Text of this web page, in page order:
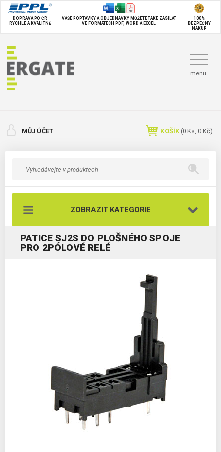
DOPRAVA PO ČR
RYCHLE A KVALITNĚ
VAŠE POPTÁVKY A OBJEDNÁVKY MŮŽETE TAKÉ ZASÍLAT
VE FORMÁTECH PDF, WORD A EXCEL
100%
BEZPEČNÝ
NÁKUP
menu
MŮJ ÚČET KOŠÍK (0 Ks, 0 Kč)
ZOBRAZIT KATEGORIE
PATICE SJ2S DO PLOŠNÉHO SPOJE
PRO 2PÓLOVÉ RELÉ